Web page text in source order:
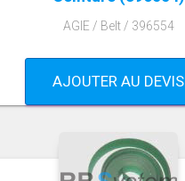
AGIE / Belt / 396554
AJOUTER AU DEVIS